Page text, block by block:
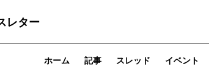
レター
ホーム 記事 スレッド イベント